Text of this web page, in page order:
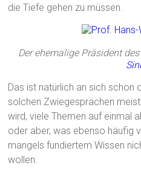
die Tiefe gehen zu müssen.
Der ehemalige Präsident des
Das ist natürlich an sich schon
solchen Zwiegesprächen
wird, viele Themen auf einmal
oder aber, was ebenso häufig
mangels fundiertem Wissen
wollen.